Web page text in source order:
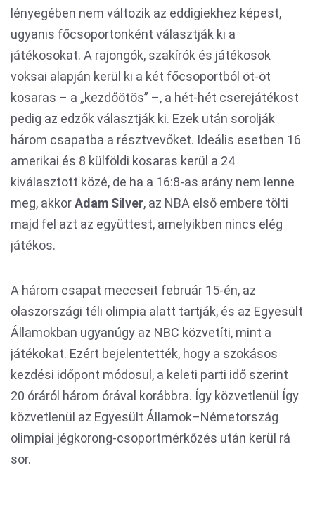
lényegében nem változik az eddigiekhez képest,
ugyanis főcsoportonként választják ki a
játékosokat. A rajongók, szakírók és játékosok
voksai alapján kerül ki a két főcsoportból öt-öt
kosaras – a „kezdőötös” –, a hét-hét cserejátékost
pedig az edzők választják ki. Ezek után sorolják
három csapatba a résztvevőket. Ideális esetben 16
amerikai és 8 külföldi kosaras kerül a 24
kiválasztott közé, de ha a 16:8-as arány nem lenne
meg, akkorAdam Silver, az NBA első embere tölti
majd fel azt az együttest, amelyikben nincs elég
játékos.
A három csapat meccseit február 15-én, az
olaszországi téli olimpia alatt tartják, és az Egyesült
Államokban ugyanúgy az NBC közvetíti, mint a
játékokat. Ezért bejelentették, hogy a szokásos
kezdési időpont módosul, a keleti parti idő szerint
20 óráról három órával korábbra. Így közvetlenül Így
közvetlenül az Egyesült Államok–Németország
olimpiai jégkorong-csoportmérkőzés után kerül rá
sor.